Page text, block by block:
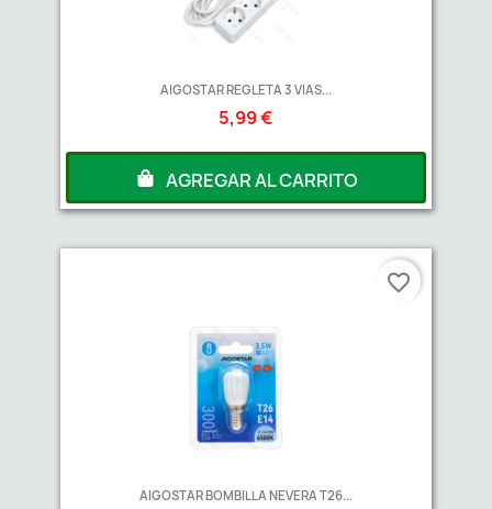
AIGOSTAR REGLETA 3 VIAS...
5,99 €
AGREGAR AL CARRITO
AIGOSTAR BOMBILLA NEVERA T26...
favorite_border